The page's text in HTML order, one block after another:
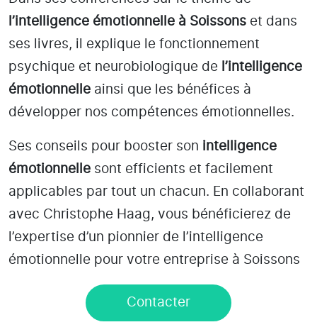
l’intelligence émotionnelle à Soissons et dans
ses livres, il explique le fonctionnement
psychique et neurobiologique de l’intelligence
émotionnelle ainsi que les bénéfices à
développer nos compétences émotionnelles.
Ses conseils pour booster son intelligence
émotionnelle sont efficients et facilement
applicables par tout un chacun. En collaborant
avec Christophe Haag, vous bénéficierez de
l’expertise d’un pionnier de l’intelligence
émotionnelle pour votre entreprise à Soissons
Contacter